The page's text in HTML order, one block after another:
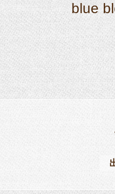
blue